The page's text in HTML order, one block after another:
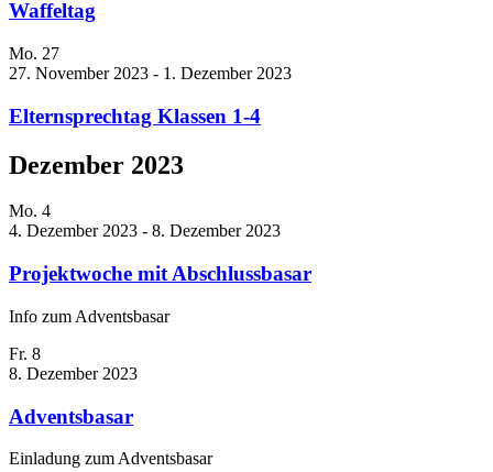
Waffeltag
Mo. 27
27. November 2023 - 1. Dezember 2023
Elternsprechtag Klassen 1-4
Dezember 2023
Mo. 4
4. Dezember 2023 - 8. Dezember 2023
Projektwoche mit Abschlussbasar
Info zum Adventsbasar
Fr. 8
8. Dezember 2023
Adventsbasar
Einladung zum Adventsbasar